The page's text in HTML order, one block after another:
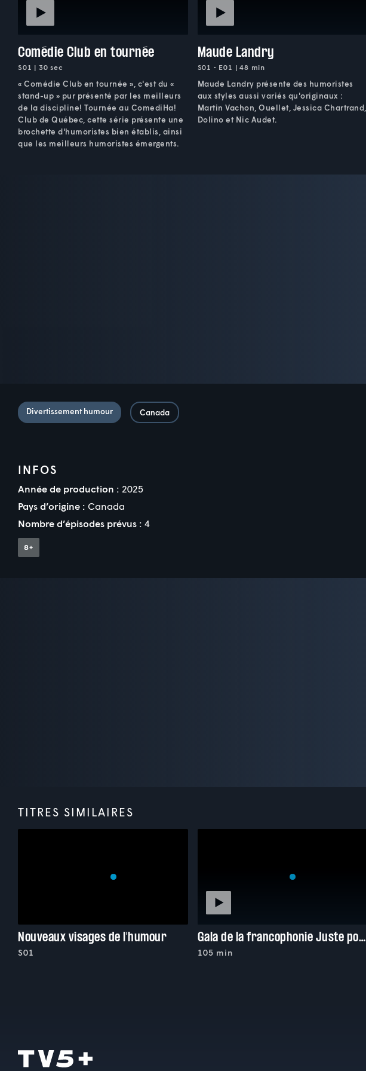
Comédie Club en tournée
S01 | 30 sec
« Comédie Club en tournée », c'est du «
stand-up » pur présenté par les meilleurs
de la discipline! Tournée au ComediHa!
Club de Québec, cette série présente une
brochette d'humoristes bien établis, ainsi
que les meilleurs humoristes émergents.
Maude Landry
S01 • E01 | 48 min
Maude Landry présente des humoristes
aux styles aussi variés qu'originaux :
Martin Vachon, Ouellet, Jessica Chartrand,
Dolino et Nic Audet.
Divertissement humour Canada
INFOS
Année de production : 2025
Pays d’origine : Canada
Nombre d’épisodes prévus : 4
TITRES SIMILAIRES
Nouveaux visages de l'humour
S01
Gala de la francophonie Juste pour rire 2025
105 min